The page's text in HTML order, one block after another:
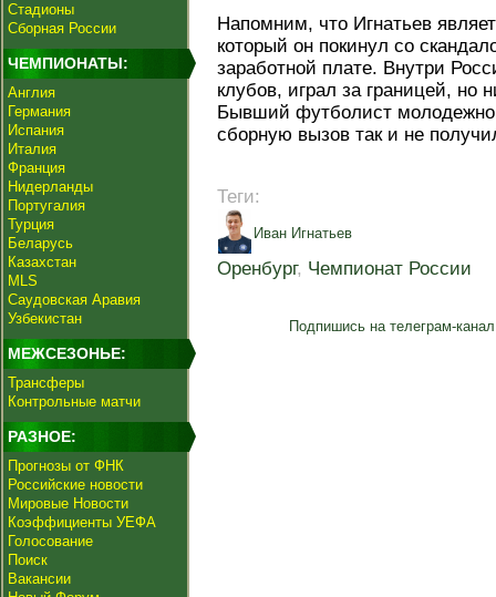
Стадионы
Сборная России
ЧЕМПИОНАТЫ:
Англия
Германия
Испания
Италия
Франция
Нидерланды
Португалия
Турция
Беларусь
Казахстан
MLS
Саудовская Аравия
Узбекистан
МЕЖСЕЗОНЬЕ:
Трансферы
Контрольные матчи
РАЗНОЕ:
Прогнозы от ФНК
Российские новости
Мировые Новости
Коэффициенты УЕФА
Голосование
Поиск
Вакансии
Напомним, что Игнатьев
который он покинул со
заработной плате. Внутри
клубов, играл за границей, но
Бывший футболист
сборную вызов так и не
Теги:
Иван Игнатьев
Оренбург, Чемпионат России
Подпишись на телеграм-